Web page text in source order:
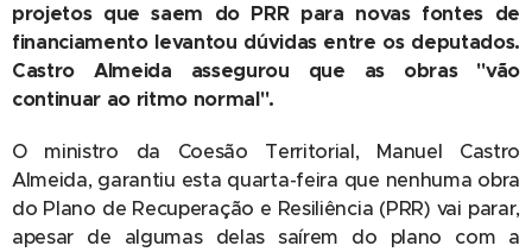
projetos que saem do PRR para novas fontes de
financiamento levantou dúvidas entre os deputados.
Castro Almeida assegurou que as obras "vão
continuar ao ritmo normal".
O ministro da Coesão Territorial, Manuel Castro
Almeida, garantiu esta quarta-feira que nenhuma obra
do Plano de Recuperação e Resiliência (PRR) vai parar,
apesar de algumas delas saírem do plano com a